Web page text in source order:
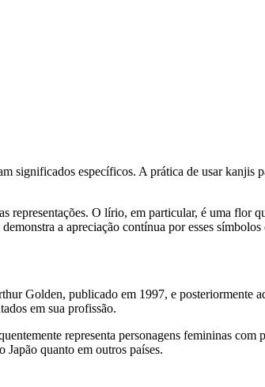
significados específicos. A prática de usar kanjis
O lírio, em particular, é uma flor
a apreciação contínua por esses
Golden, publicado em 1997, e posteriormente
em sua profissão.
representa personagens femininas com
quanto em outros países.